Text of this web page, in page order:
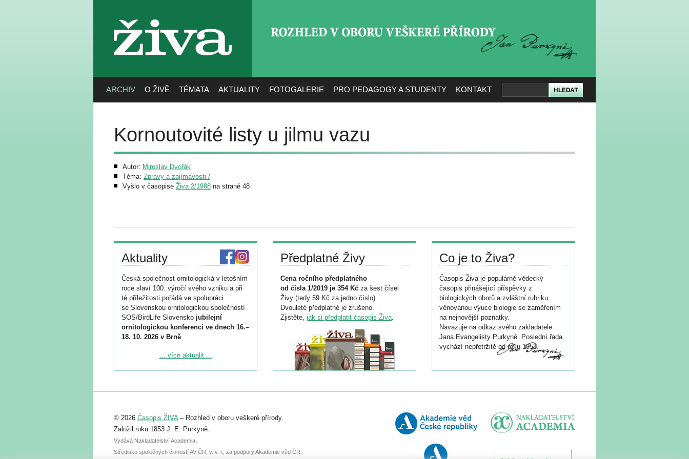
živa
ARCHIV O ŽIVĚ TÉMATA AKTUALITY FOTOGALERIE PRO PEDAGOGY A STUDENTY KONTAKT
Kornoutovité listy u jilmu vazu
Autor: Miroslav Dvořák
Téma: Zprávy a zajímavosti /
Vyšlo v časopise Živa 2/1988 na straně 48
Aktuality
Česká společnost ornitologická v letošním
roce slaví 100. výročí svého vzniku a při
té příležitosti pořádá ve spolupráci
se Slovenskou ornitologickou společností
SOS/BirdLife Slovensko jubilejní
ornitologickou konferenci ve dnech 16.–
18. 10. 2026 v Brně.
Podrobnější informace ke konferenci
Registrovat se můžete do 6. září.
abstraktu přihlášené přednášky nebo
posteru je už 30. června.
... více aktualit ...
Předplatné Živy
Cena ročního předplatného
od čísla 1/2019 je 354 Kč za šest čísel
Živy (tedy 59 Kč za jedno číslo).
Dvouleté předplatné je zrušeno.
Zjistěte, jak si předplatit časopis Živa.
Co je to Živa?
Časopis Živa je populárně vědecký
časopis přinášející příspěvky z
biologických oborů a zvláštní rubriku
věnovanou výuce biologie se zaměřením
na nejnovější poznatky.
Navazuje na odkaz svého zakladatele
Jana Evangelisty Purkyně. Poslední řada
vychází nepřetržitě od roku 1953.
© 2026 Časopis ŽIVA– Rozhled v oboru veškeré přírody.
Založil roku 1853 J. E. Purkyně.
Vydává Nakladatelství Academia,
Středisko společných činností AV ČR, v. v. i., za podpory Akademie věd ČR.